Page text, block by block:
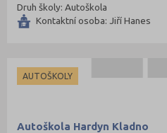
Druh školy: Autoškola
Kontaktní osoba: Jiří Hanes
AUTOŠKOLY
Autoškola Hardyn Kladno